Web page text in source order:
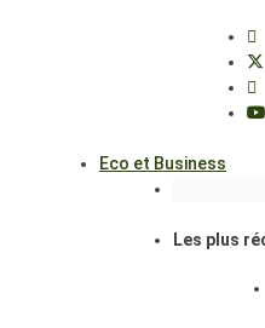
Eco et Business
Les plus